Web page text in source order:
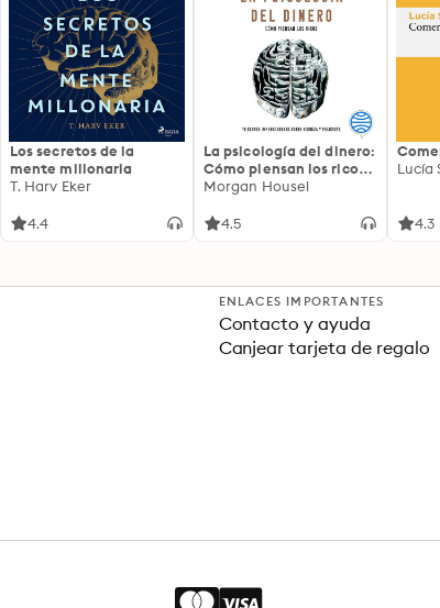
Los secretos de la
mente millonaria
T. Harv Eker
4.4
La psicología del dinero:
Cómo piensan los ricos:
18 claves imperecederas
Morgan Housel
4.5
Lucía
4.3
ENLACES IMPORTANTES
Contacto y ayuda
Canjear tarjeta de regalo